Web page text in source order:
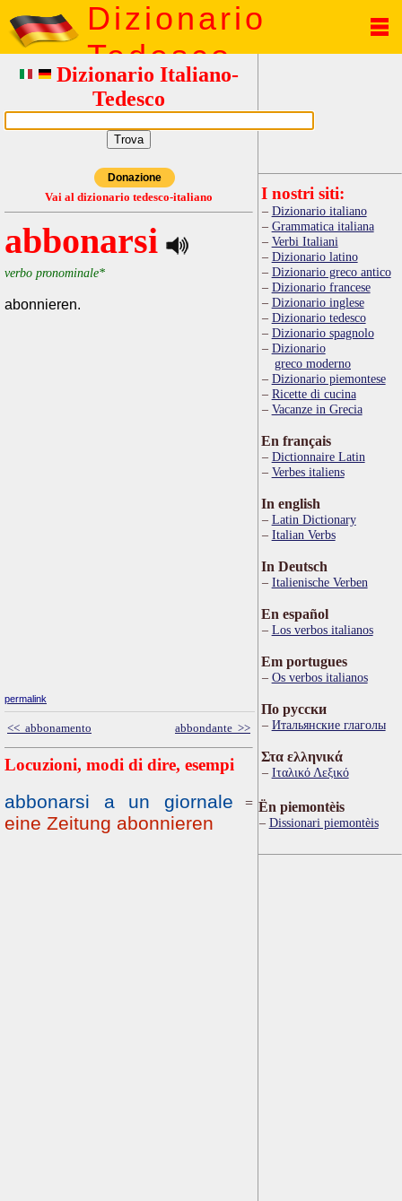
Dizionario
Tedesco
Dizionario Italiano-
Tedesco
Donazione
Vai al dizionario tedesco-italiano
abbonarsi
verbo pronominale*
abonnieren.
permalink
<< abbonamento abbondante >>
Locuzioni, modi di dire, esempi
abbonarsi a un giornale =
eine Zeitung abonnieren
I nostri siti:
Dizionario italiano
Grammatica italiana
Verbi Italiani
Dizionario latino
Dizionario greco antico
Dizionario francese
Dizionario inglese
Dizionario tedesco
Dizionario spagnolo
Dizionario
greco moderno
Dizionario piemontese
Ricette di cucina
Vacanze in Grecia
En français
Dictionnaire Latin
Verbes italiens
In english
Latin Dictionary
Italian Verbs
In Deutsch
Italienische Verben
En español
Los verbos italianos
Em portugues
Os verbos italianos
По русски
Итальянские глаголы
Στα ελληνικά
Ιταλικό Λεξικό
Ën piemontèis
Dissionari piemontèis